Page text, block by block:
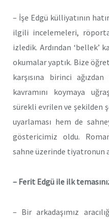
– İşe Edgü külliyatının
ilgili incelemeleri,
izledik. Ardından ‘bellek’
okumalar yaptık. Bize
karşısına birinci ağızdan
kavramını koymaya
sürekli evrilen ve şekilden
uyarlaması hem de
göstericimiz oldu.
sahne üzerinde tiyatronun
– Ferit Edgü ile ilk
– Bir arkadaşımız